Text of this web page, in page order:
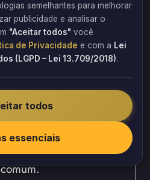
nos serviços
é um material
alta resistência.
é colado na viga com
a resistência à tração
semelhantes para melhorar
publicidade e analisar o
"Aceitar todos" você
de Privacidade e com a Lei
(LGPD – Lei 13.709/2018).
todos
essenciais